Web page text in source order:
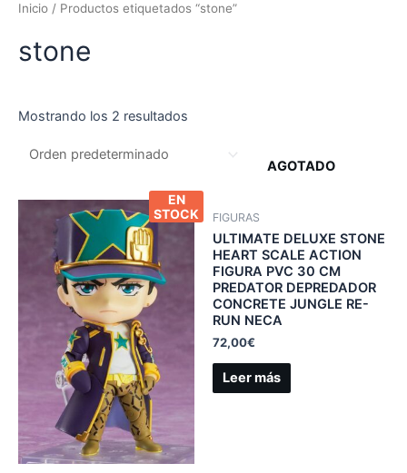
Inicio / Productos etiquetados “stone”
stone
Mostrando los 2 resultados
EN
STOCK
AGOTADO
FIGURAS
ULTIMATE DELUXE STONE
HEART SCALE ACTION
FIGURA PVC 30 CM
PREDATOR DEPREDADOR
CONCRETE JUNGLE RE-
RUN NECA
72,00€
Leer más